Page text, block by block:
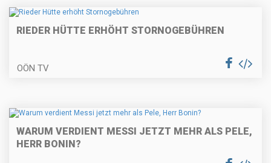
RIEDER HÜTTE ERHÖHT STORNOGEBÜHREN
OÖN TV
WARUM VERDIENT MESSI JETZT MEHR ALS PELE,
HERR BONIN?